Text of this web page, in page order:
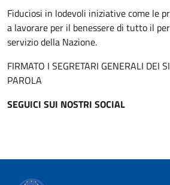
Fiduciosi in lodevoli iniziative come le
a lavorare per il benessere di tutto il
servizio della Nazione.
FIRMATO I SEGRETARI GENERALI DEI
PAROLA
SEGUICI SUI NOSTRI SOCIAL